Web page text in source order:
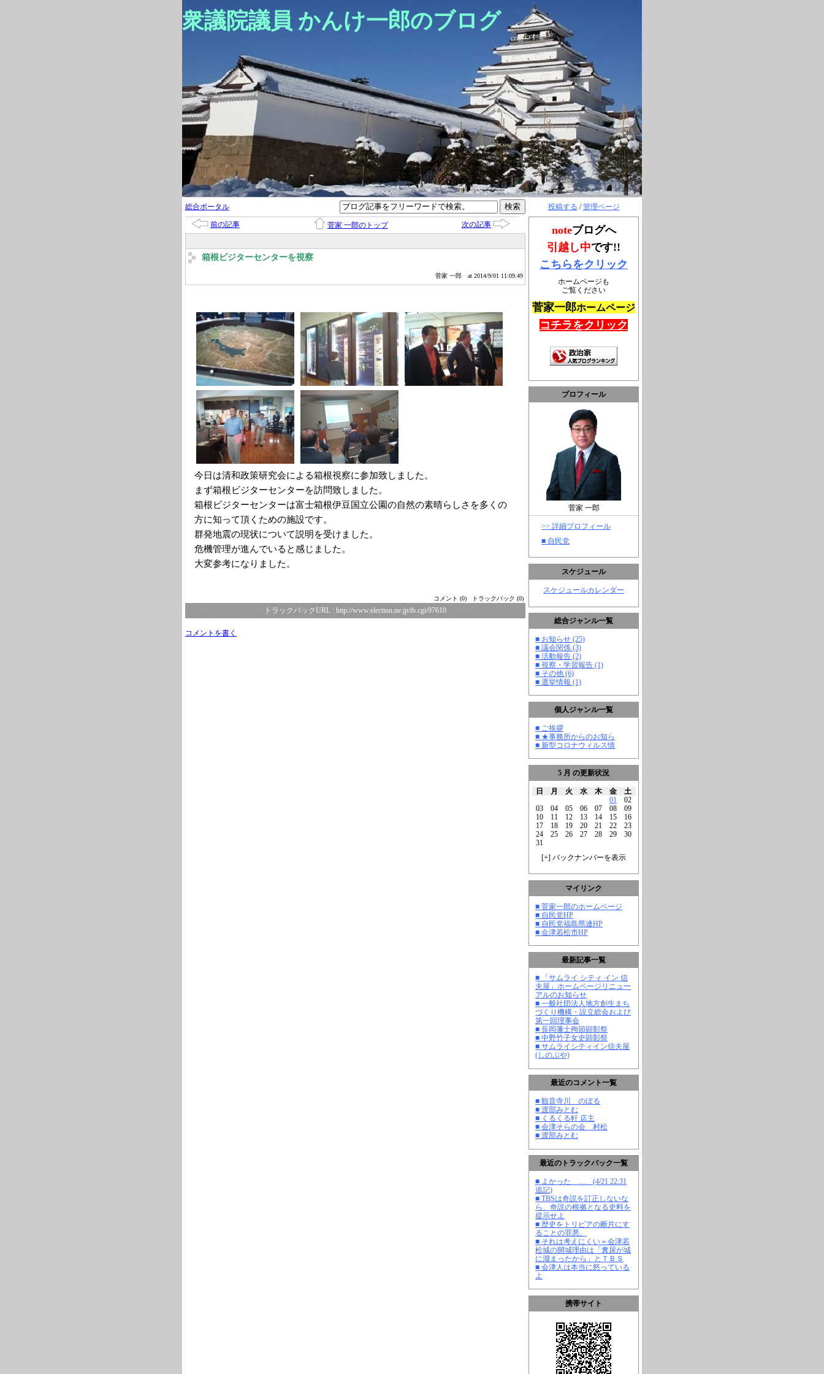
衆議院議員 かんけ一郎のブログ
投稿する /管理ページ
noteブログへ
引越し中です!!
こちらをクリック
ホームページも
ご覧ください
菅家一郎ホームページ
コチラをクリック
プロフィール
菅家 一郎
>> 詳細プロフィール
■ 自民党
スケジュール
スケジュールカレンダー
総合ジャンル一覧
■ お知らせ (25)
■ 議会関係 (3)
■ 活動報告 (2)
■ 視察・学習報告 (1)
■ その他 (6)
■ 選挙情報 (1)
個人ジャンル一覧
■ ご挨拶
■ ★事務所からのお知ら
■ 新型コロナウィルス情
5 月 の更新状況
日 月 火 水 木 金
土
01
02
03
04 05 06 07 08
09
10
11 12 13 14 15
16
17
18 19 20 21 22
23
24
25 26 27 28 29
30
31
[+] バックナンバーを表示
マイリンク
■ 菅家一郎のホームページ
■ 自民党HP
■ 自民党福島県連HP
■ 会津若松市HP
最新記事一覧
■ 「サムライ シティ イン 信
夫屋」ホームページリニュー
アルのお知らせ
■ 一般社団法人地方創生まち
づくり機構・設立総会および
第一回理事会
■ 長岡藩士殉節顕彰祭
■ 中野竹子女史顕彰祭
■ サムライシティイン信夫屋
(しのぶや)
最近のコメント一覧
■ 観音寺川 のぼる
■ 渡部みとむ
■ くるくる軒 店主
■ 会津そらの会 村松
■ 渡部みとむ
最近のトラックバック一覧
■ よかった … (4/21 22:31
追記)
■ TBSは奇説を訂正しないな
ら、奇説の根拠となる史料を
提示せよ
■ 歴史をトリビアの断片にす
ることの罪悪。
■ それは考えにくい＝会津若
松城の開城理由は「糞尿が城
に溜まったから」とＴＢＳ
■ 会津人は本当に怒っている
よ
携帯サイト
総合ポータル
前の記事 菅家 一郎のトップ 次の記事
箱根ビジターセンターを視察
菅家 一郎 at 2014/9/01 11:09:49
今日は清和政策研究会による箱根視察に参加致しました。
まず箱根ビジターセンターを訪問致しました。
箱根ビジターセンターは富士箱根伊豆国立公園の自然の素晴らしさを多くの
方に知って頂くための施設です。
群発地震の現状について説明を受けました。
危機管理が進んでいると感じました。
大変参考になりました。
コメント (0) トラックバック (0)
トラックバックURL : http://www.election.ne.jp/tb.cgi/97610
コメントを書く